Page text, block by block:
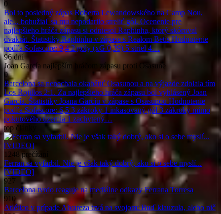
0
Bol to posledný zápas Roberta Lewandowského na Camp Nou,
ale... bohužiaľ sa mu nepodarilo streliť gól. Ocenenie pre
najlepšieho hráča zápasu si odniesol Raphinha, ktorý skóroval
dvakrát. Štatistiky Raphinhu v zápase s Realom Betis Hodnotenie
podľa Sofascore: 9,4 2 góly (xG 0,39) 5 striel 4…
96 dní
Joan García najlepším hráčom zápasu proti Osasune
0
Barcelona sa nenechala okabátiť Osasunou a na výjazde zdolala tím
Los Rojillos 2:1. Za najlepšieho hráča zápasu bol vyhlásený Joan
García. Štatistiky Joana Garcíu v zápase s Osasunou Hodnotenie
podľa Sofascore: 6,5 3 zákroky 1 inkasovaný gól 3 zákroky mimo
pokutového územia 1 zachytený…
top články
1248prečítaní
Ferran sa vyfarbil. Nie je však taký dobrý, ako si o sebe myslí...
[VIDEO]
927
Barcelona tvrdo reaguje na mediálne odkazy Ferrana Torresa
910
Atlético v prípade Alvareza trvá na svojom: Buď klauzula, alebo nič